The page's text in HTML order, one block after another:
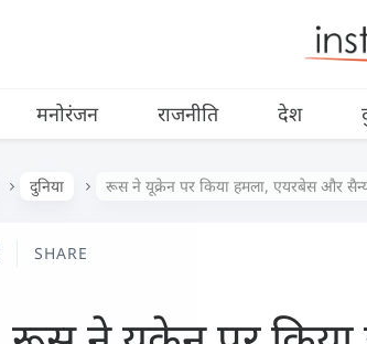
मनोरंजन राजनीति देश
दुनिया रूस ने यूक्रेन पर किया हमला, एयरबेस और सैन्य
SHARE